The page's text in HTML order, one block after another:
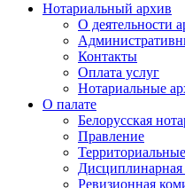
Нотариальный архив
О деятельности
Контакты
Оплата услуг
Нотариальные
О палате
Белорусская
Правление
Дисциплинарная
Ревизионная